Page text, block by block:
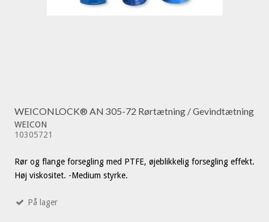
WEICONLOCK® AN 305-72 Rørtætning / Gevindtætning
WEICON
10305721
Rør og flange forsegling med PTFE, øjeblikkelig forsegling effekt.
Høj viskositet. -Medium styrke.
På lager